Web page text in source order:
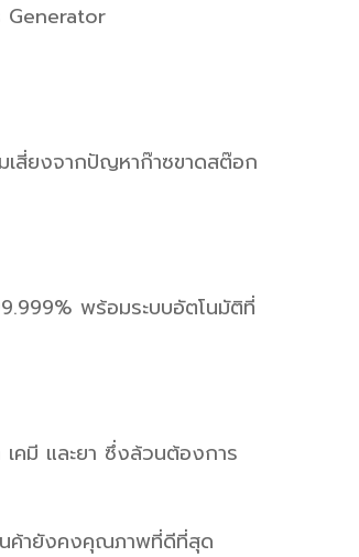
Generator
เสี่ยงจากปัญหาก๊าซขาดสต๊อก
พร้อมระบบอัตโนมัติที่
คมี และยา ซึ่งล้วนต้องการ
นค้ายังคงคุณภาพที่ดีที่สุด